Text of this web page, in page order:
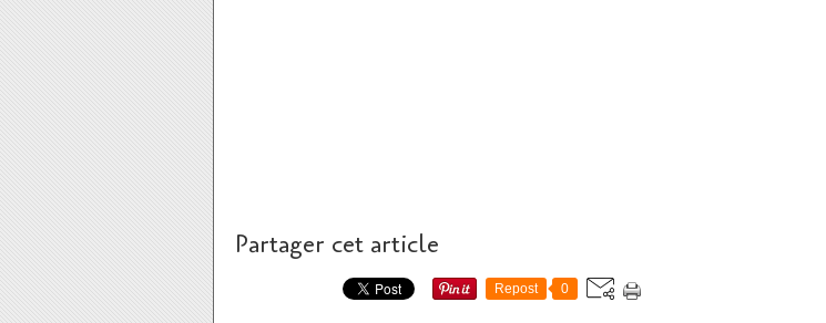
Partager cet article
Repost 0